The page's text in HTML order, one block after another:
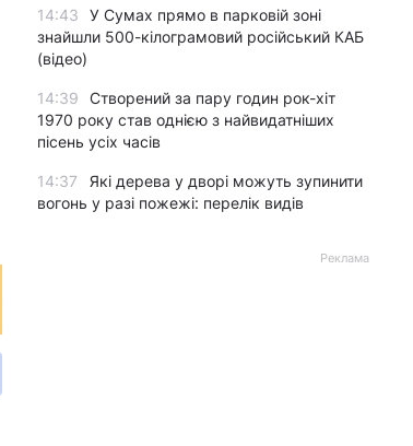
14:43
У Сумах прямо в парковій зоні
знайшли 500-кілограмовий російський КАБ
(відео)
14:39
Створений за пару годин рок-хіт
1970 року став однією з найвидатніших
пісень усіх часів
14:37
Які дерева у дворі можуть зупинити
вогонь у разі пожежі: перелік видів
Реклама